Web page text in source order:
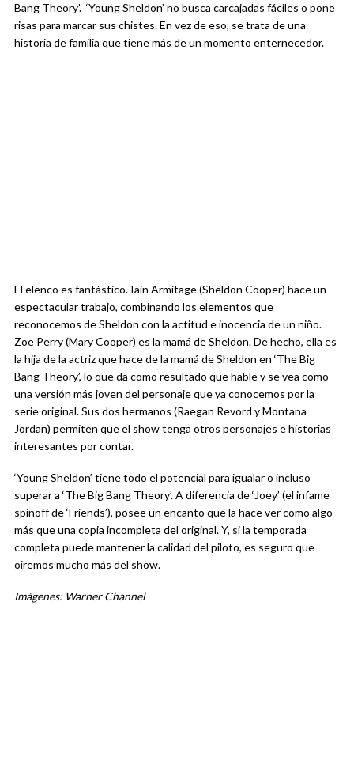
Bang Theory’. ‘Young Sheldon’ no busca carcajadas fáciles o pone
risas para marcar sus chistes. En vez de eso, se trata de una
historia de familia que tiene más de un momento enternecedor.
El elenco es fantástico. Iain Armitage (Sheldon Cooper) hace un
espectacular trabajo, combinando los elementos que
reconocemos de Sheldon con la actitud e inocencia de un niño.
Zoe Perry (Mary Cooper) es la mamá de Sheldon. De hecho, ella es
la hija de la actriz que hace de la mamá de Sheldon en ‘The Big
Bang Theory’, lo que da como resultado que hable y se vea como
una versión más joven del personaje que ya conocemos por la
serie original. Sus dos hermanos (Raegan Revord y Montana
Jordan) permiten que el show tenga otros personajes e historias
interesantes por contar.
‘Young Sheldon’ tiene todo el potencial para igualar o incluso
superar a ‘The Big Bang Theory’. A diferencia de ‘Joey’ (el infame
spinoff de ‘Friends’), posee un encanto que la hace ver como algo
más que una copia incompleta del original. Y, si la temporada
completa puede mantener la calidad del piloto, es seguro que
oiremos mucho más del show.
Imágenes: Warner Channel